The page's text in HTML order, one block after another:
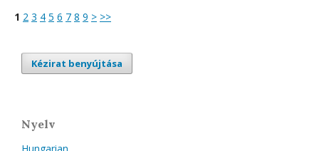
1 2 3 4 5 6 7 8 9 > >>
Kézirat benyújtása
Nyelv
Hungarian